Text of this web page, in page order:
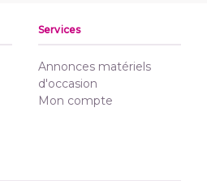
Services
Annonces matériels
d'occasion
Mon compte